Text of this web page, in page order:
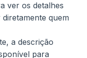
ver os detalhes
quem
a descrição
para